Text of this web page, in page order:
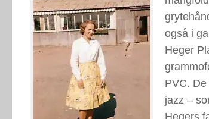
også i
Heger
PVC.
jazz –